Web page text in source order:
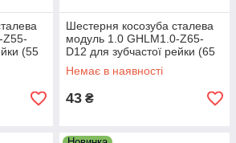
Z55-
(55
Шестерня косозуба сталева
модуль 1.0 GHLM1.0-Z65-
D12 для зубчастої рейки (65
зубів, діам. 12 мм)
Немає в наявності
43 ₴